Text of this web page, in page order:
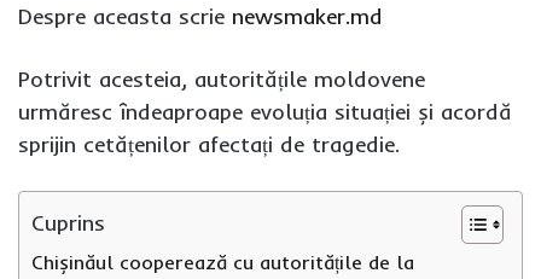
Despre aceasta scrie newsmaker.md
Potrivit acesteia, autoritățile moldovene
urmăresc îndeaproape evoluția situației și acordă
sprijin cetățenilor afectați de tragedie.
Cuprins
Chișinăul cooperează cu autoritățile de la